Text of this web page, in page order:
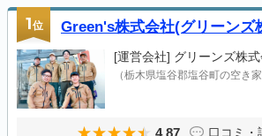
1位 Green's株式会社(グリーンズ
[運営会社] グリーンズ株
（栃木県塩谷郡塩谷町の空き家
4.87 口コミ・